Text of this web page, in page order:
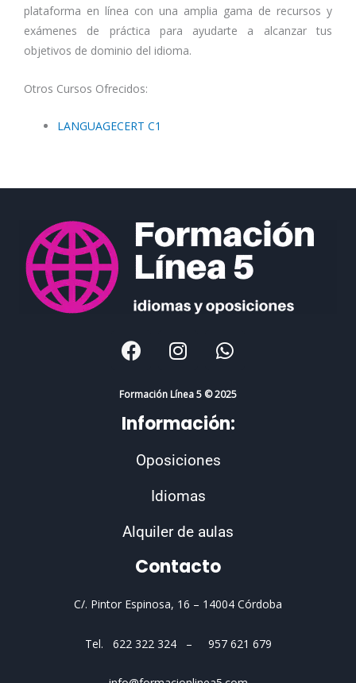
plataforma en línea con una amplia gama de recursos y
exámenes de práctica para ayudarte a alcanzar tus
objetivos de dominio del idioma.
Otros Cursos Ofrecidos:
LANGUAGECERT C1
F
a
e
b
o
o
I
n
t
a
g
r
m
W
h
t
s
a
Formación Línea 5 © 2025
Información:
Oposiciones
Idiomas
Alquiler de aulas
Contacto
C/. Pintor Espinosa, 16 – 14004 Córdoba
Tel. 622 322 324 – 957 621 679